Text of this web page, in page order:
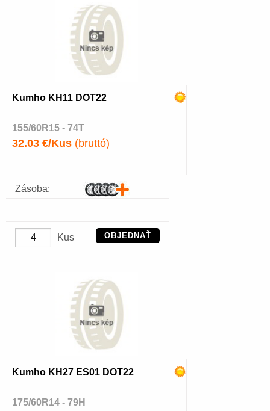
Kumho KH11 DOT22
155/60R15 - 74T
32.03 €/Kus (bruttó)
Zásoba:
Kus OBJEDNAŤ
Kumho KH27 ES01 DOT22
175/60R14 - 79H